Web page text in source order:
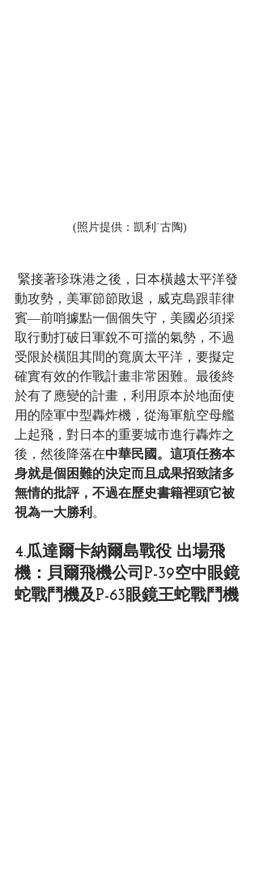
(照片提供：凱利˙古陶)
動攻勢，美軍節節敗退，威克島跟菲律
賓—前哨據點一個個失守，美國必須採
取行動打破日軍銳不可擋的氣勢，不過
受限於橫阻其間的寬廣太平洋，要擬定
確實有效的作戰計畫非常困難。最後終
於有了應變的計畫，利用原本於地面使
用的陸軍中型轟炸機，從海軍航空母艦
上起飛，對日本的重要城市進行轟炸之
後，然後降落在中華民國。這項任務本
身就是個困難的決定而且成果招致諸多
無情的批評，不過在歷史書籍裡頭它被
視為一大勝利 。
4.瓜達爾卡納爾島戰役 出場飛
機：貝爾飛機公司P-39空中眼鏡
蛇戰鬥機及P-63眼鏡王蛇戰鬥機